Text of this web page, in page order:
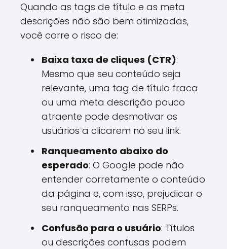
Quando as tags de título e as meta
descrições não são bem otimizadas,
você corre o risco de:
Baixa taxa de cliques (CTR):
Mesmo que seu conteúdo seja
relevante, uma tag de título fraca
ou uma meta descrição pouco
atraente pode desmotivar os
usuários a clicarem no seu link.
Ranqueamento abaixo do
esperado: O Google pode não
entender corretamente o conteúdo
da página e, com isso, prejudicar o
seu ranqueamento nas SERPs.
Confusão para o usuário: Títulos
ou descrições confusas podem